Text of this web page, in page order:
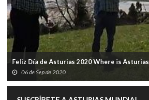
Feliz Día de Asturias 2020 Where is Asturias
06 de Sep de 2020